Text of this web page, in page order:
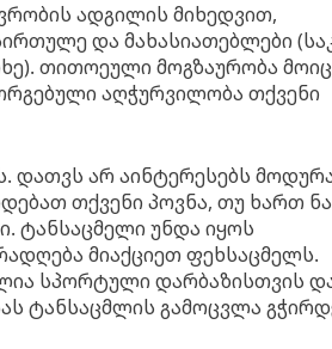
ადგილის მიხედვით,
და მახასიათებლები
თითოეული მოგზაურობა
აღჭურვილობა თქვენი
დათვს არ აინტერესებს
თქვენი პოვნა, თუ ხართ
ტანსაცმელი უნდა იყოს
მიაქციეთ ფეხსაცმელს.
სპორტული დარბაზისთვის
ტანსაცმლის გამოცვლა